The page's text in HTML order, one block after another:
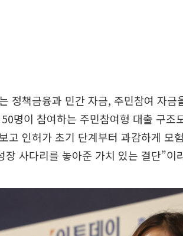
정책금융과 민간 자금, 주민참여 자
명이 참여하는 주민참여형 대출 구조
고 인허가 초기 단계부터 과감하게 모
장 사다리를 놓아준 가치 있는 결단”이